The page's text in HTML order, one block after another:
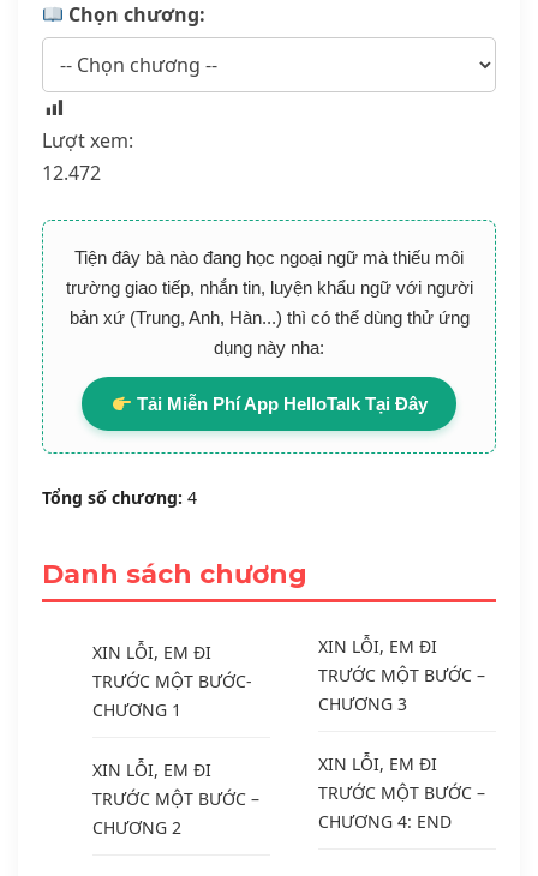
Chọn chương:
Lượt xem:
12.472
Tiện đây bà nào đang học ngoại ngữ mà thiếu môi
trường giao tiếp, nhắn tin, luyện khẩu ngữ với người
bản xứ (Trung, Anh, Hàn...) thì có thể dùng thử ứng
dụng này nha:
Tải Miễn Phí App HelloTalk Tại Đây
Tổng số chương: 4
Danh sách chương
XIN LỖI, EM ĐI
TRƯỚC MỘT BƯỚC-
CHƯƠNG 1
XIN LỖI, EM ĐI
TRƯỚC MỘT BƯỚC –
CHƯƠNG 2
XIN LỖI, EM ĐI
TRƯỚC MỘT BƯỚC –
CHƯƠNG 3
XIN LỖI, EM ĐI
TRƯỚC MỘT BƯỚC –
CHƯƠNG 4: END